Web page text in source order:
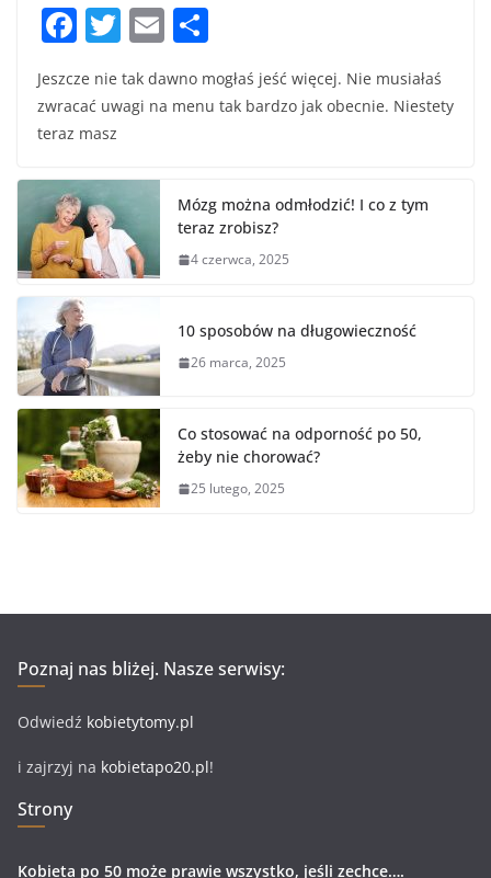
F
c
e
o
o
k
T
w
itt
er
E
ai ar
Jeszcze nie tak dawno mogłaś jeść więcej. Nie musiałaś
zwracać uwagi na menu tak bardzo jak obecnie. Niestety
teraz masz
Mózg można odmłodzić! I co z tym
teraz zrobisz?
4 czerwca, 2025
10 sposobów na długowieczność
26 marca, 2025
Co stosować na odporność po 50,
żeby nie chorować?
25 lutego, 2025
Poznaj nas bliżej. Nasze serwisy:
Odwiedź kobietytomy.pl
i zajrzyj na kobietapo20.pl!
Strony
Kobieta po 50 może prawie wszystko, jeśli zechce….